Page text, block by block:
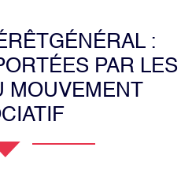
:
PAR LES
MOUVEMENT